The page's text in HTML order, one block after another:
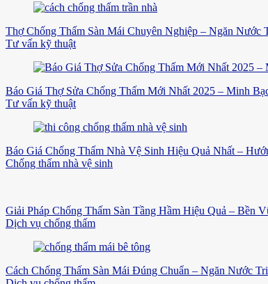
Thợ Chống Thấm Sàn Mái Chuyên Nghiệp – Ngăn Nước
Tư vấn kỹ thuật
Báo Giá Thợ Sửa Chống Thấm Mới Nhất 2025 – Minh
Tư vấn kỹ thuật
Báo Giá Chống Thấm Nhà Vệ Sinh Hiệu Quả Nhất –
Chống thấm nhà vệ sinh
Giải Pháp Chống Thấm Sàn Tầng Hầm Hiệu Quả – Bền
Dịch vụ chống thấm
Cách Chống Thấm Sàn Mái Đúng Chuẩn – Ngăn Nước